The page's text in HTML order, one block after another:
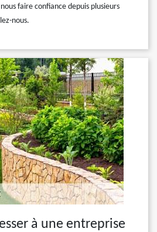
faire confiance depuis plusieurs
nous.
à une entreprise